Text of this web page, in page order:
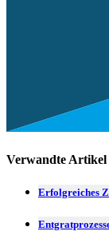
Verwandte Artikel
Erfolgreiches